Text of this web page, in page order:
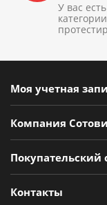
У вас
Моя учетная
Компания
Покупательский
Контакты